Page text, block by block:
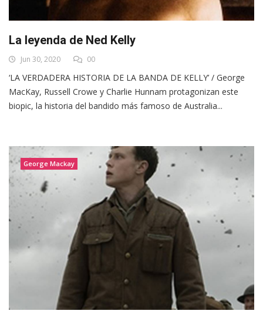
La leyenda de Ned Kelly
Jun 30, 2020 00
‘LA VERDADERA HISTORIA DE LA BANDA DE KELLY’ / George
MacKay, Russell Crowe y Charlie Hunnam protagonizan este
biopic, la historia del bandido más famoso de Australia...
George Mackay